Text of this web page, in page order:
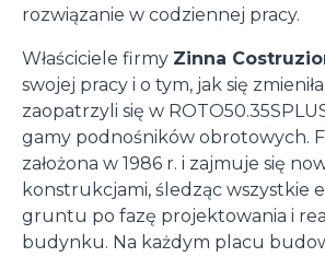
rozwiązanie w codziennej pracy.
Właściciele firmy Zinna
swojej pracy i o tym, jak się
zaopatrzyli się w
gamy podnośników obrotowych.
założona w 1986 r. i zajmuje się
konstrukcjami, śledząc wszystkie
gruntu po fazę projektowania i
budynku. Na każdym placu